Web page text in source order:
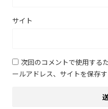
サイト
次回のコメントで使用する
ールアドレス、サイトを保存す